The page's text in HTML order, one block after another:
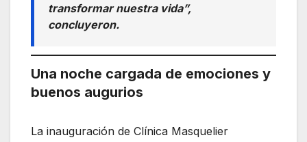
transformar nuestra vida”,
concluyeron.
Una noche cargada de emociones y
buenos augurios
La inauguración de Clínica Masquelier